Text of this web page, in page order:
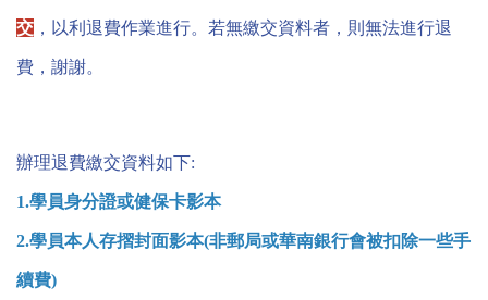
交 ，以利退費作業進行。若無繳交資料者，則無法進行退
費，謝謝。
辦理退費繳交資料如下:
1.學員身分證或健保卡影本
2.學員本人存摺封面影本(非郵局或華南銀行會被扣除一些手
續費)